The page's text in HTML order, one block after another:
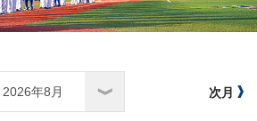
次月